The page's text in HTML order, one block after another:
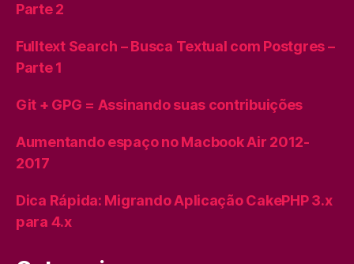
Parte 2
Fulltext Search – Busca Textual com Postgres –
Parte 1
Git + GPG = Assinando suas contribuições
Aumentando espaço no Macbook Air 2012-
2017
Dica Rápida: Migrando Aplicação CakePHP 3.x
para 4.x